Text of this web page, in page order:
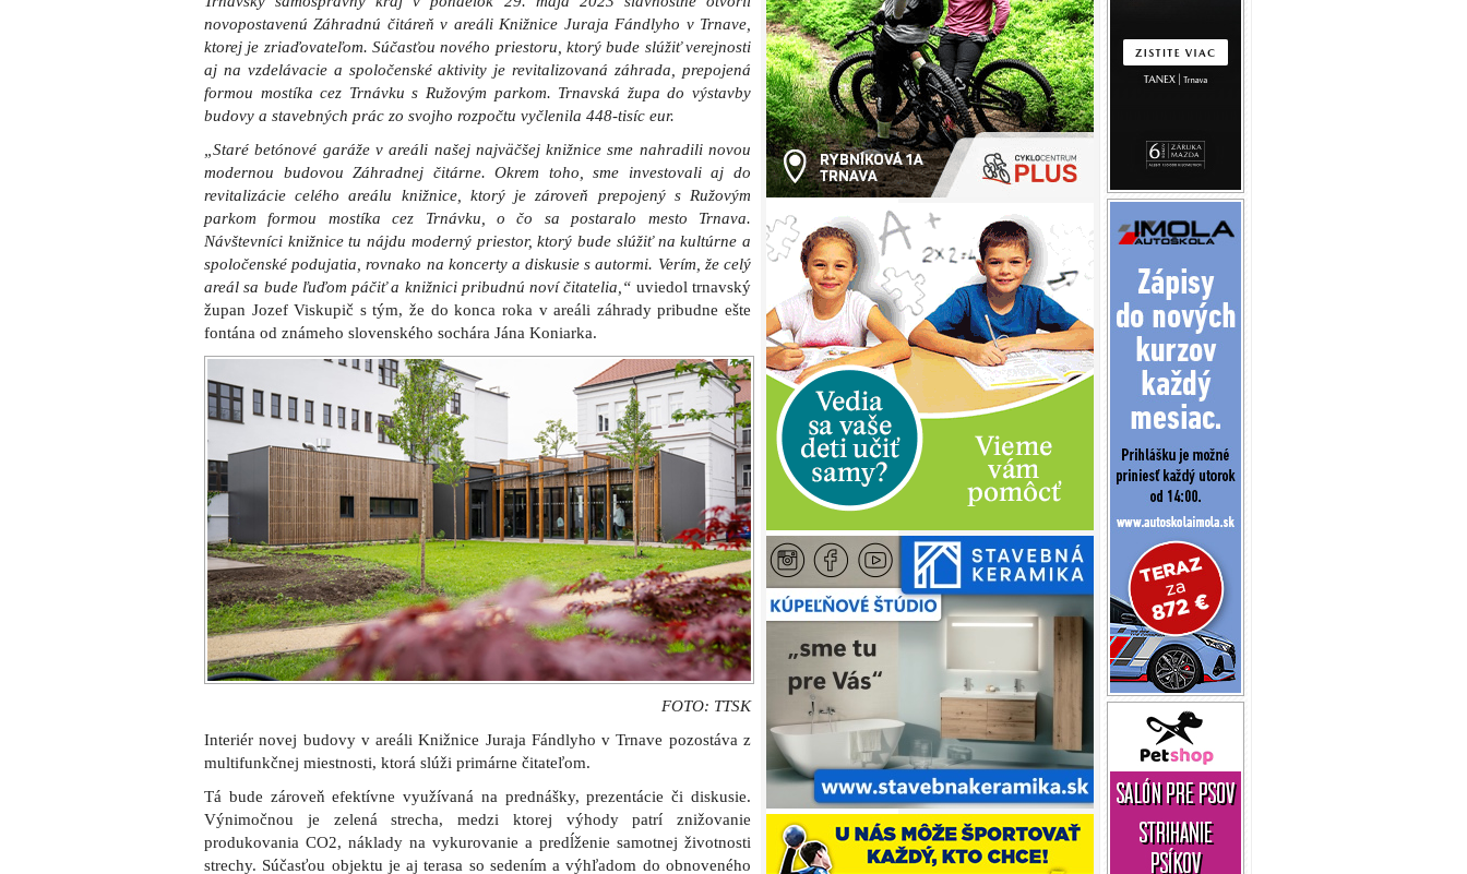
Interiér novej budovy v areáli Knižnice Juraja Fándlyho v Trnave pozostáva z
multifunkčnej miestnosti, ktorá slúži primárne čitateľom.
Tá bude zároveň efektívne využívaná na prednášky, prezentácie či diskusie.
Výnimočnou je zelená strecha, medzi ktorej výhody patrí znižovanie
produkovania CO2, náklady na vykurovanie a predĺženie samotnej životnosti
strechy. Súčasťou objektu je aj terasa so sedením a výhľadom do obnoveného
areálu záhrady.
V rámci rekonštrukcie záhrady boli urobené sadové úpravy, ktoré zahŕňajú
novú trávnatú plochu aj osadenie listnatých stromov a kríkov.
Súčasťou prác je aj vybudovanie závlahového systému s prívodom vody pre
plánovanú fontánu s názvom „Dievčatko pod sprchou“ od zakladateľa
moderného slovenského sochárstva Jána Koniarka.
V revitalizovanom areáli môžu návštevníci využiť aj nové drevené pódium so
Ako hudobný hosť vystúpila speváčka Katarína Feldeková.